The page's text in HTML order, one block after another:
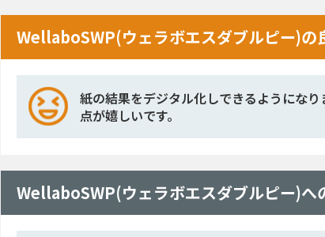
WellaboSWP(ウェラボエスダブルピー)の
紙の結果をデジタル化しできるようにな
点が嬉しいです。
WellaboSWP(ウェラボエスダブルピー)へ